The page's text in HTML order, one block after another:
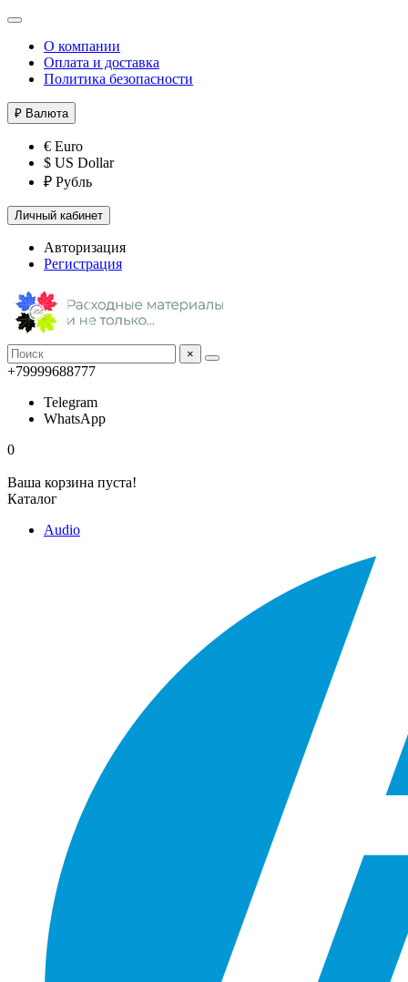
О компании
Оплата и доставка
Политика безопасности
₽ Валюта
€ Euro
$ US Dollar
₽ Рубль
Личный кабинет
Авторизация
Регистрация
×
+79999688777
Telegram
WhatsApp
0
Ваша корзина пуста!
Каталог
Audio